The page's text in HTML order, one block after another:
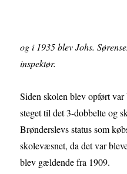
og i 1935 blev Johs.
inspektør.
Siden skolen blev opført
steget til det 3-dobbelte og
Brønderslevs status som
skolevæsnet, da det var
blev gældende fra 1909.